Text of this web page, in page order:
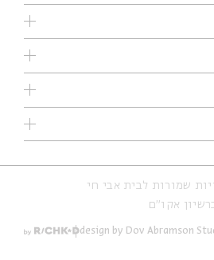
אקו״ם
design by Dov Abramson